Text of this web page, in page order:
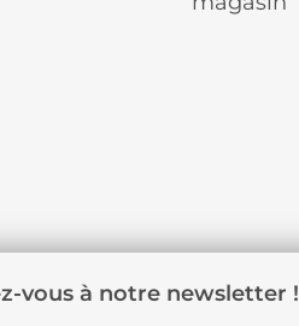
vous à notre newsletter !